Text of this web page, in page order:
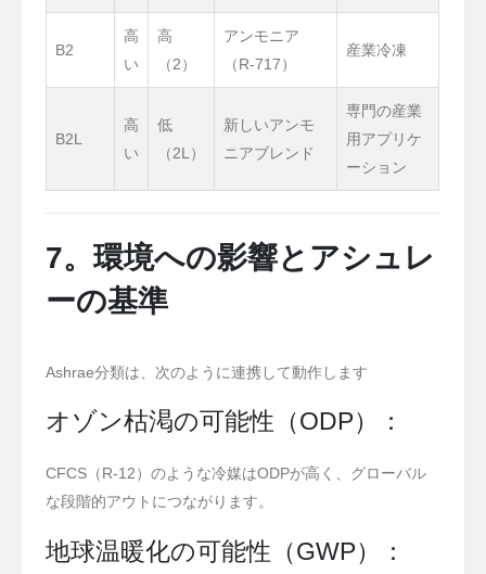
B2
高
い
高
（2）
アンモニア
（R-717）
産業冷凍
B2L
高
い
低
（2L）
新しいアンモ
ニアブレンド
専門の産業
用アプリケ
ーション
7。環境への影響とアシュレ
ーの基準
Ashrae分類は、次のように連携して動作します
オゾン枯渇の可能性（ODP）：
CFCS（R-12）のような冷媒はODPが高く、グローバル
な段階的アウトにつながります。
地球温暖化の可能性（GWP）：